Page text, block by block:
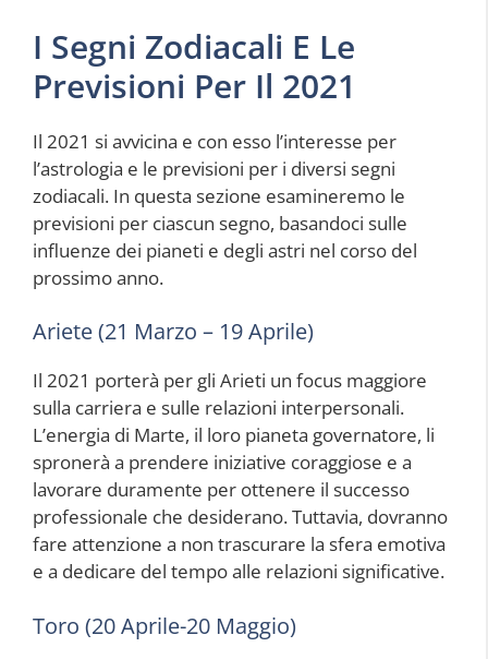
I Segni Zodiacali E Le
Previsioni Per Il 2021
Il 2021 si avvicina e con esso l’interesse per
l’astrologia e le previsioni per i diversi segni
zodiacali. In questa sezione esamineremo le
previsioni per ciascun segno, basandoci sulle
influenze dei pianeti e degli astri nel corso del
prossimo anno.
Ariete (21 Marzo – 19 Aprile)
Il 2021 porterà per gli Arieti un focus maggiore
sulla carriera e sulle relazioni interpersonali.
L’energia di Marte, il loro pianeta governatore, li
spronerà a prendere iniziative coraggiose e a
lavorare duramente per ottenere il successo
professionale che desiderano. Tuttavia, dovranno
fare attenzione a non trascurare la sfera emotiva
e a dedicare del tempo alle relazioni significative.
Toro (20 Aprile-20 Maggio)